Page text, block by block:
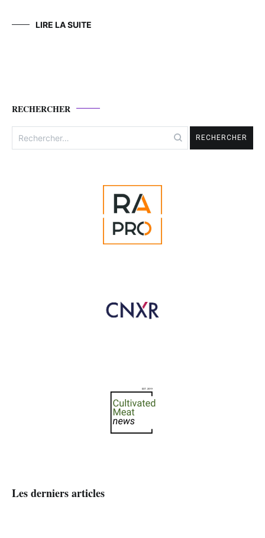
LIRE LA SUITE
RECHERCHER
Les derniers articles